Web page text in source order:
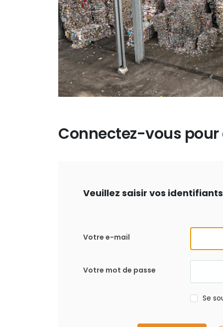
Connectez-vous
Veuillez saisir vos
Votre e-mail
Votre mot de passe
Se